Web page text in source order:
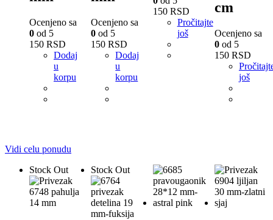
Ocenjeno sa
0 od 5
150 RSD
Dodaj
u
korpu
Ocenjeno sa
0 od 5
150RSD
Dodaj
u
korpu
150 RSD
Pročitajte
još
cm
Ocenjeno sa
0od 5
150 RSD
još
Vidi celu ponudu
Stock Out
Stock Out